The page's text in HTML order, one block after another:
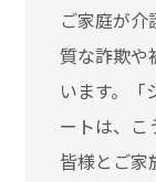
ご家庭が
質な詐欺や
います。「
ートは、こ
皆様とご家